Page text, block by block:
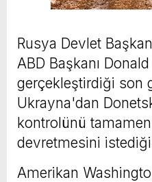
Rusya Devlet
ABD Başkanı
gerçekleştirdiği son
Ukrayna'dan
kontrolünü
devretmesini
Amerikan